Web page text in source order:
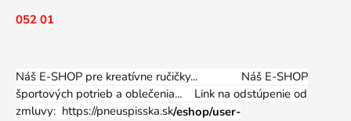
052 01
Náš E-SHOP pre kreatívne ručičky... Náš E-SHOP
športových potrieb a oblečenia... Link na odstúpenie od
zmluvy: https://pneuspisska.sk/eshop/user-